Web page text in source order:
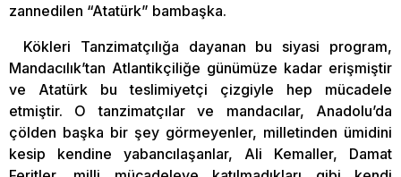
zannedilen “Atatürk” bambaşka.
Kökleri Tanzimatçılığa dayanan bu siyasi program,
Mandacılık’tan Atlantikçiliğe günümüze kadar erişmiştir
ve Atatürk bu teslimiyetçi çizgiyle hep mücadele
etmiştir. O tanzimatçılar ve mandacılar, Anadolu’da
çölden başka bir şey görmeyenler, milletinden ümidini
kesip kendine yabancılaşanlar, Ali Kemaller, Damat